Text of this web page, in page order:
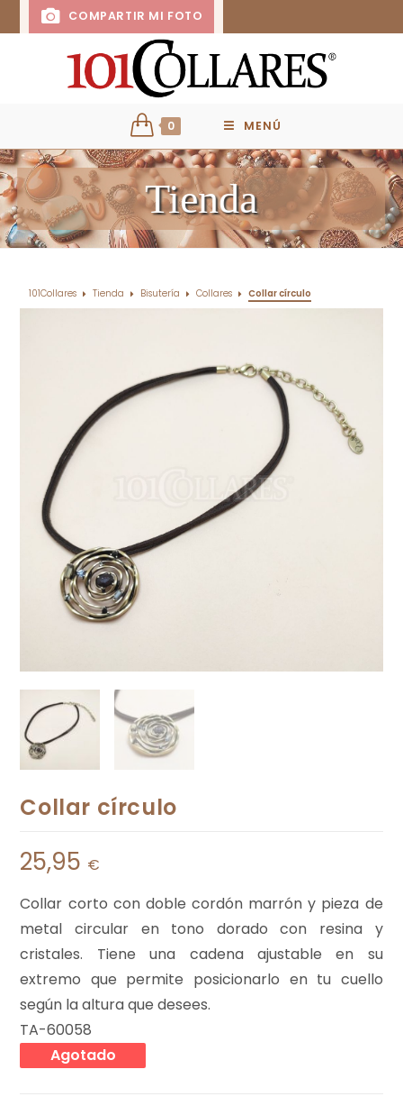
COMPARTIR MI FOTO
0 MENÚ
Tienda
101Collares Tienda Bisutería Collares Collar círculo
Collar círculo
25,95 €
Collar corto con doble cordón marrón y pieza de
metal circular en tono dorado con resina y
cristales. Tiene una cadena ajustable en su
extremo que permite posicionarlo en tu cuello
según la altura que desees.
TA-60058
Agotado